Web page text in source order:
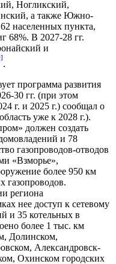
Ногликский,
а также Южно-
населенных пункта,
68%. В 2027-28 гг.
и
.
программа развития
30 гг. (при этом
г. и 2025 г.) сообщал о
уже к 2028 г.).
должен создать
и 78
газопроводов-отводов
«Взморье»,
более 950 км
газопроводов.
региона
нее доступ к сетевому
и 35 котельных в
более 1 тыс. км
Долинском,
Александровск-
Охинском городских